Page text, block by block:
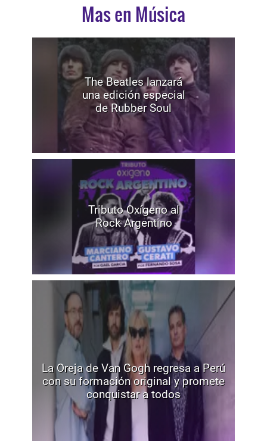
Mas en Música
The Beatles lanzará
una edición especial
de Rubber Soul
Tributo Oxígeno al
Rock Argentino
La Oreja de Van Gogh regresa a Perú
con su formación original y promete
conquistar a todos